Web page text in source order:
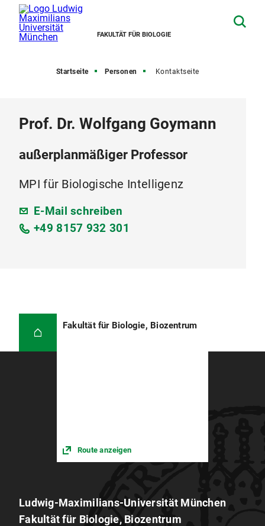
FAKULTÄT FÜR BIOLOGIE
Startseite Personen Kontaktseite
Prof. Dr. Wolfgang Goymann
außerplanmäßiger Professor
MPI für Biologische Intelligenz
E-Mail schreiben
+49 8157 932 301
Fakultät für Biologie, Biozentrum
Route anzeigen
Ludwig-Maximilians-Universität München
Fakultät für Biologie, Biozentrum